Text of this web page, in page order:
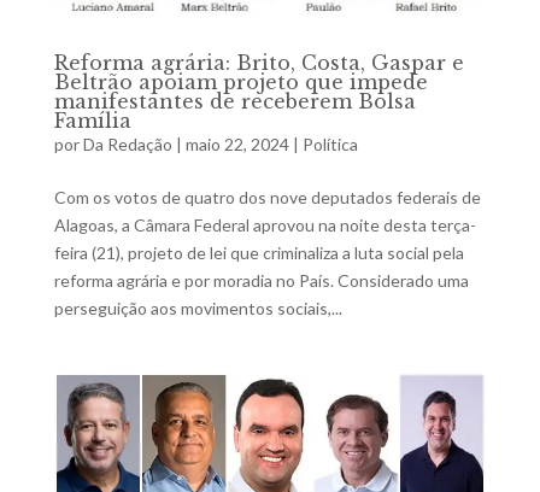
Reforma agrária: Brito, Costa, Gaspar e
Beltrão apoiam projeto que impede
manifestantes de receberem Bolsa
Família
porDa Redação | maio 22, 2024| Política
Com os votos de quatro dos nove deputados federais de
Alagoas, a Câmara Federal aprovou na noite desta terça-
feira (21), projeto de lei que criminaliza a luta social pela
reforma agrária e por moradia no País. Considerado uma
perseguição aos movimentos sociais,...